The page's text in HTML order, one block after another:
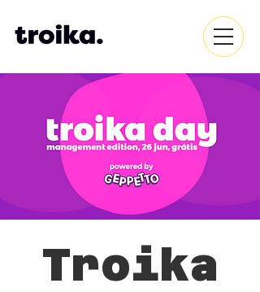
Troika